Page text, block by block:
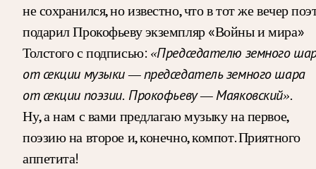
не сохранился, но известно, что в тот же вечер
подарил Прокофьеву экземпляр «Войны и мира»
Толстого с подписью: «Председателю земного
от секции музыки — председатель земного шара
от секции поэзии. Прокофьеву — Маяковский».
Ну, а нам с вами предлагаю музыку на первое,
поэзию на второе и, конечно, компот. Приятного
аппетита!